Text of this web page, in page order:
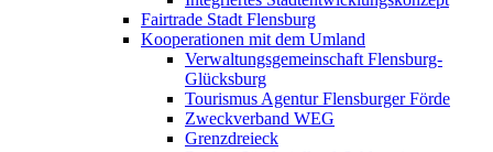
Fairtrade Stadt Flensburg
Kooperationen mit dem Umland
Verwaltungsgemeinschaft Flensburg-
Glücksburg
Tourismus Agentur Flensburger Förde
Zweckverband WEG
Grenzdreieck